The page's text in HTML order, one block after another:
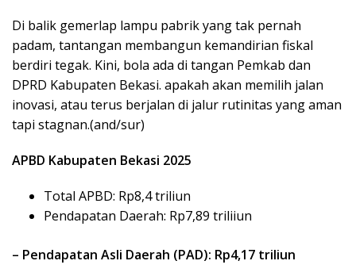
Di balik gemerlap lampu pabrik yang tak pernah
padam, tantangan membangun kemandirian fiskal
berdiri tegak. Kini, bola ada di tangan Pemkab dan
DPRD Kabupaten Bekasi. apakah akan memilih jalan
inovasi, atau terus berjalan di jalur rutinitas yang aman
tapi stagnan.(and/sur)
APBD Kabupaten Bekasi 2025
Total APBD: Rp8,4 triliun
Pendapatan Daerah: Rp7,89 triliiun
– Pendapatan Asli Daerah (PAD): Rp4,17 triliun